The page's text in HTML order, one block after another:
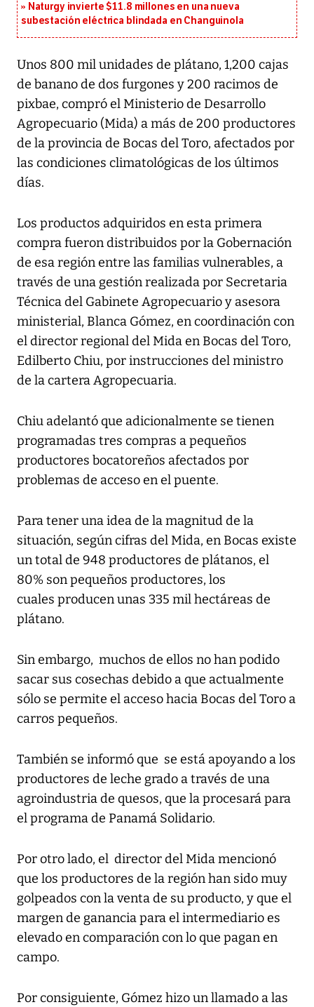
Naturgy invierte $11.8 millones en una nueva
subestación eléctrica blindada en Changuinola
Unos 800 mil unidades de plátano, 1,200 cajas
de banano de dos furgones y 200 racimos de
pixbae, compró el Ministerio de Desarrollo
Agropecuario (Mida) a más de 200 productores
de la provincia de Bocas del Toro, afectados por
las condiciones climatológicas de los últimos
días.
Los productos adquiridos en esta primera
compra fueron distribuidos por la Gobernación
de esa región entre las familias vulnerables, a
través de una gestión realizada por Secretaria
Técnica del Gabinete Agropecuario y asesora
ministerial, Blanca Gómez, en coordinación con
el director regional del Mida en Bocas del Toro,
Edilberto Chiu, por instrucciones del ministro
de la cartera Agropecuaria.
Chiu adelantó que adicionalmente se tienen
programadas tres compras a pequeños
productores bocatoreños afectados por
problemas de acceso en el puente.
Para tener una idea de la magnitud de la
situación, según cifras del Mida, en Bocas existe
un total de 948 productores de plátanos, el
80% son pequeños productores, los
cuales producen unas 335 mil hectáreas de
plátano.
Sin embargo, muchos de ellos no han podido
sacar sus cosechas debido a que actualmente
sólo se permite el acceso hacia Bocas del Toro a
carros pequeños.
También se informó que se está apoyando a los
productores de leche grado a través de una
agroindustria de quesos, que la procesará para
el programa de Panamá Solidario.
Por otro lado, el director del Mida mencionó
que los productores de la región han sido muy
golpeados con la venta de su producto, y que el
margen de ganancia para el intermediario es
elevado en comparación con lo que pagan en
campo.
Por consiguiente, Gómez hizo un llamado a las